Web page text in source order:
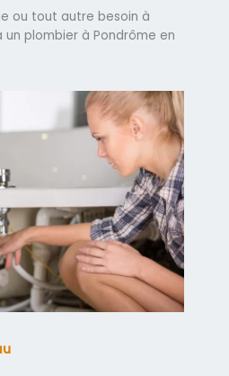
ou tout autre besoin à
plombier à Pondrôme en